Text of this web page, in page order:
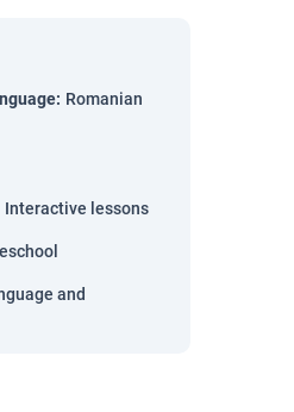
: Romanian
Interactive lessons
and